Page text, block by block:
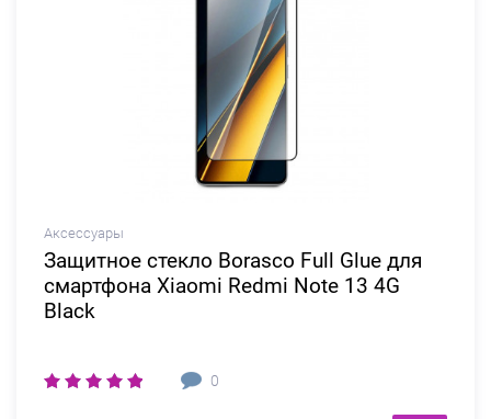
Аксессуары
Защитное стекло Borasco Full Glue для
смартфона Xiaomi Redmi Note 13 4G
Black
0